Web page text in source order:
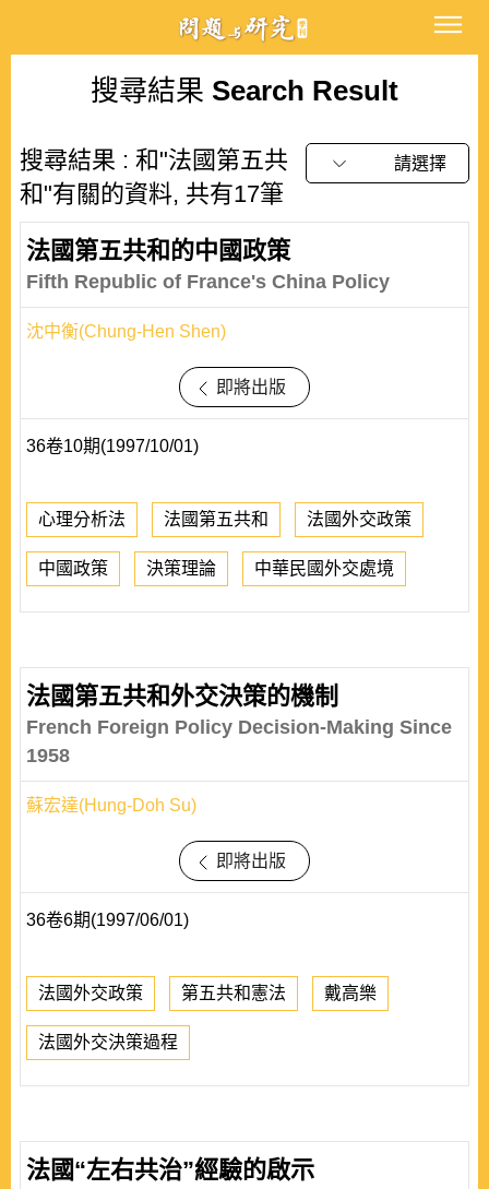
搜尋結果 Search Result
搜尋結果 : 和"法國第五共
和"有關的資料, 共有17筆
請選擇
法國第五共和的中國政策
Fifth Republic of France's China Policy
沈中衡(Chung-Hen Shen)
即將出版
36卷10期(1997/10/01)
心理分析法 法國第五共和 法國外交政策
中國政策 決策理論 中華民國外交處境
法國第五共和外交決策的機制
French Foreign Policy Decision-Making Since
1958
蘇宏達(Hung-Doh Su)
即將出版
36卷6期(1997/06/01)
法國外交政策 第五共和憲法 戴高樂
法國外交決策過程
法國“左右共治”經驗的啟示